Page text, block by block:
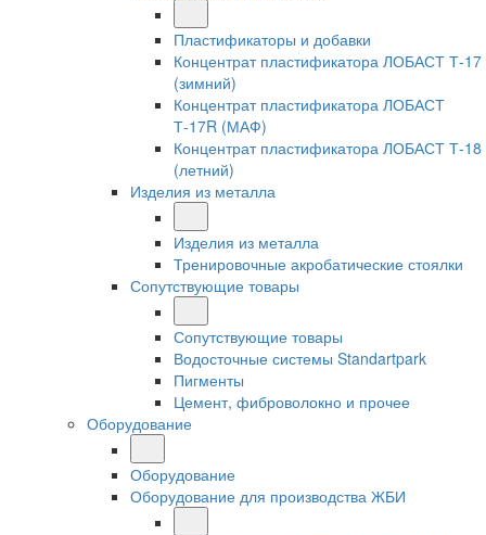
Пластификаторы и добавки
Концентрат пластификатора ЛОБАСТ Т-17
(зимний)
Концентрат пластификатора ЛОБАСТ
Т-17R (МАФ)
Концентрат пластификатора ЛОБАСТ Т-18
(летний)
Изделия из металла
Изделия из металла
Тренировочные акробатические стоялки
Сопутствующие товары
Сопутствующие товары
Водосточные системы Standartpark
Пигменты
Цемент, фиброволокно и прочее
Оборудование
Оборудование
Оборудование для производства ЖБИ